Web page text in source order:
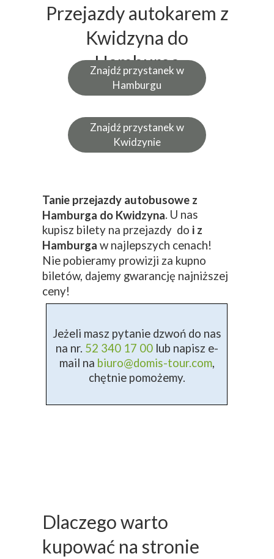
Znajdź przystanek w
Hamburgu
Znajdź przystanek w
Kwidzynie
Przejazdy autokarem z
Kwidzyna do
Hamburga
Tanie przejazdy autobusowe z
Hamburga do Kwidzyna. U nas
kupisz bilety na przejazdy do i z
Hamburga w najlepszych cenach!
Nie pobieramy prowizji za kupno
biletów, dajemy gwarancję najniższej
ceny!
Jeżeli masz pytanie dzwoń do nas
na nr. 52 340 17 00lub napisz e-
mail na biuro@domis-tour.com,
chętnie pomożemy.
Dlaczego warto
kupować na stronie